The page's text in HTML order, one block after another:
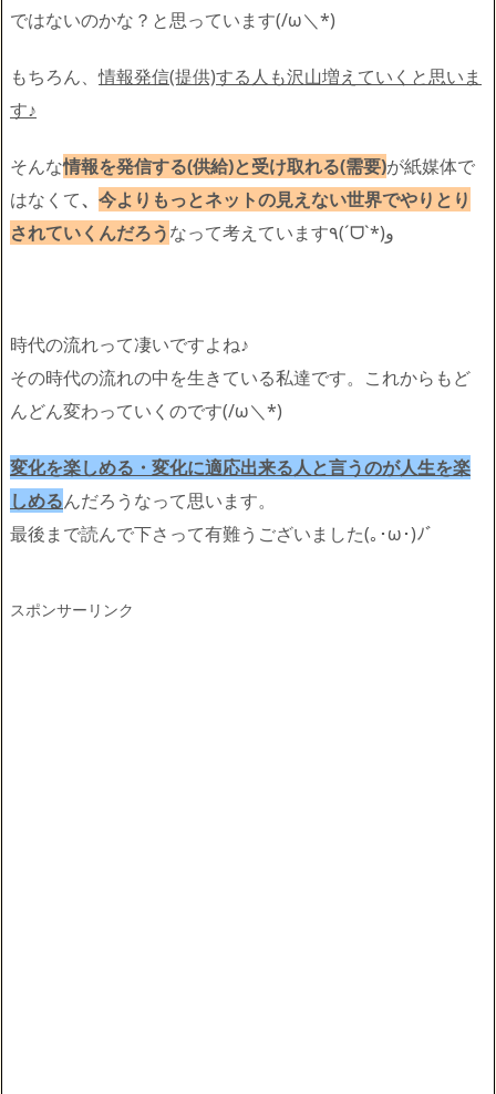
ではないのかな？と思っています(/ω＼*)
もちろん、情報発信(提供)する人も沢山増えていくと思いま
す♪
そんな情報を発信する(供給)と受け取れる(需要)が紙媒体で
はなくて、 今よりもっとネットの見えない世界でやりとり
されていくんだろう
なって考えています٩(ˊᗜˋ*)و
時代の流れって凄いですよね♪
その時代の流れの中を生きている私達です。これからもど
んどん変わっていくのです(/ω＼*)
変化を楽しめる・変化に適応出来る人と言うのが人生を楽
しめるんだろうなって思います。
最後まで読んで下さって有難うございました(｡･ω･)ﾉﾞ
スポンサーリンク